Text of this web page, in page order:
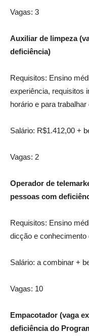
Vagas: 3
Auxiliar de limpeza
deficiência)
Requisitos: Ensino
experiência, requisitos
horário e para
Salário: R$1.412,00 +
Vagas: 2
Operador de
pessoas com
Requisitos: Ensino
dicção e conhecimento
Salário: a combinar +
Vagas: 10
Empacotador (vaga
deficiência do